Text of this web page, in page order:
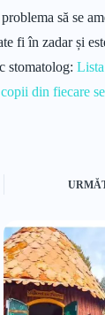
să se
fi în zadar și
stomatolog:
din fiecare